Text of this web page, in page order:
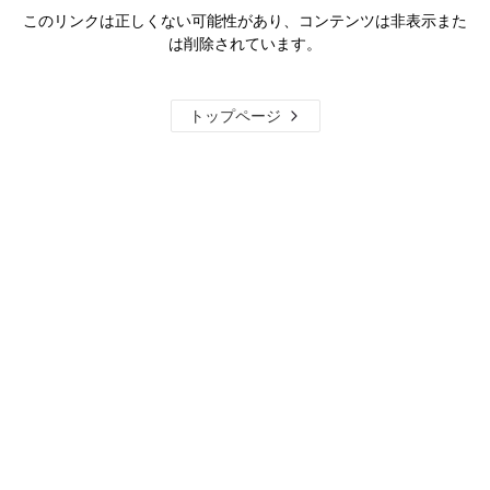
このリンクは正しくない可能性があり、コンテンツは非表示また
は削除されています。
トップページ